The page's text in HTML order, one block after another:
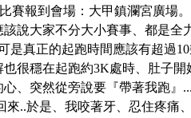
比賽報到會場：大甲鎮瀾宮廣場。
說大家不分大小賽事、都是全
真正的起跑時間應該有超過
很穩在起跑約3K處時、肚子
、突然從旁說要『帶著我跑』
..於是、我咬著牙、忍住疼痛